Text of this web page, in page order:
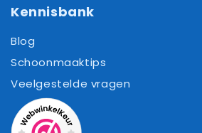
Kennisbank
Blog
Schoonmaaktips
Veelgestelde vragen